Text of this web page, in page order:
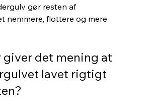
gør resten af
nemmere, flottere og mere
giver det mening at
lavet rigtigt